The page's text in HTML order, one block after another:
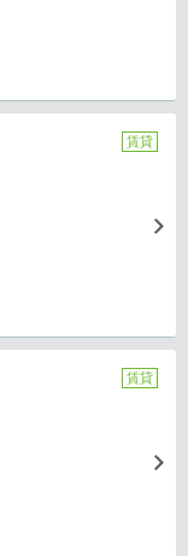
賃貸
賃貸